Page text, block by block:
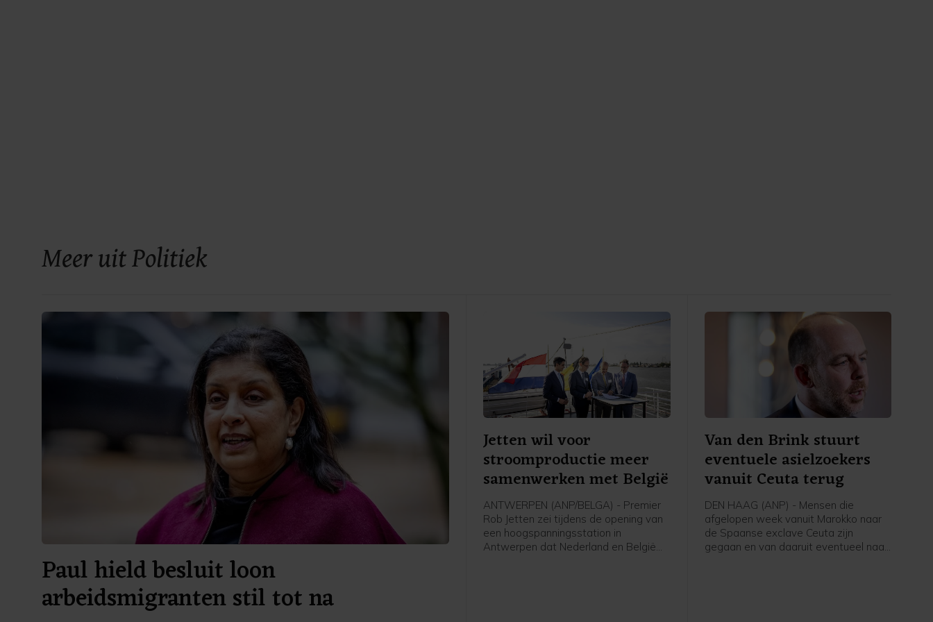
Meer uit Politiek
Paul hield besluit loon
arbeidsmigranten stil tot na
Jetten wil voor
stroomproductie meer
samenwerken met België
ANTWERPEN (ANP/BELGA) - Premier
Rob Jetten zei tijdens de opening van
een hoogspanningsstation in
Antwerpen dat Nederland en België
Van den Brink stuurt
eventuele asielzoekers
vanuit Ceuta terug
DEN HAAG (ANP) - Mensen die
afgelopen week vanuit Marokko naar
de Spaanse exclave Ceuta zijn
gegaan en van daaruit eventueel naar